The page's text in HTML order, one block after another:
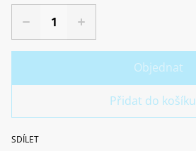
Objednat
Přidat do košíku
SDÍLET